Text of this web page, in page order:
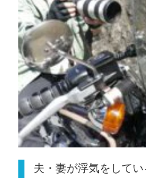
夫・妻が浮気をして